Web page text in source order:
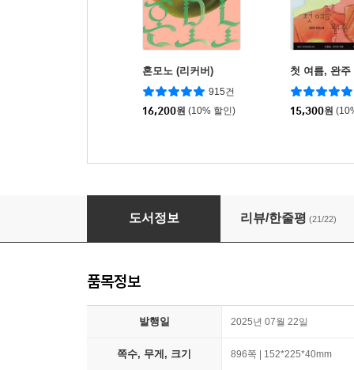
혼모노 (리커버)
915건
16,200원 (10% 할인)
첫 여름, 완주
15,300원
미지의 서울 대본집 세트
도서정보 리뷰/한줄평 (21/22)
품목정보
발행일 2025년 07월 22일
쪽수, 무게, 크기 896쪽 | 152*225*40mm